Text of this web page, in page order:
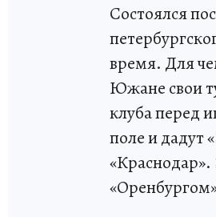
Состоялся
время. Для
Южане свои
клуба перед
поле и дадут